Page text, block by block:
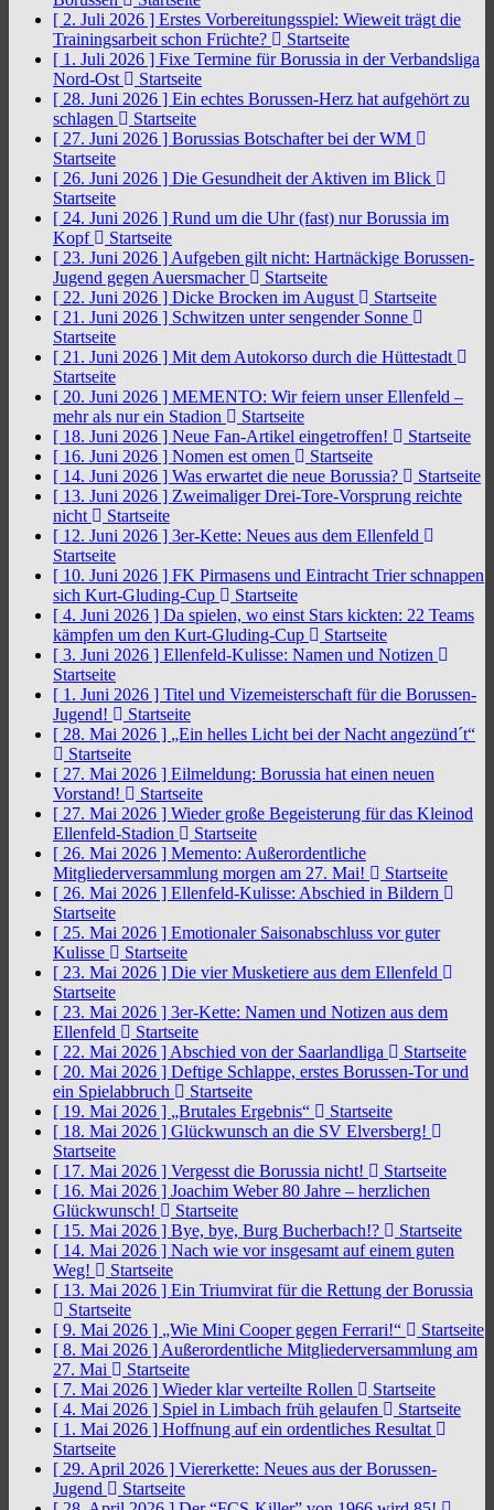
[ 2. Juli 2026 ] Erstes Vorbereitungsspiel: Wieweit trägt die
Trainingsarbeit schon Früchte?
Startseite
[ 1. Juli 2026 ] Fixe Termine für Borussia in der Verbandsliga
Nord-Ost
Startseite
[ 28. Juni 2026 ] Ein echtes Borussen-Herz hat aufgehört zu
schlagen
Startseite
[ 27. Juni 2026 ] Borussias Botschafter bei der WM
Startseite
[ 26. Juni 2026 ] Die Gesundheit der Aktiven im Blick
Startseite
[ 24. Juni 2026 ] Rund um die Uhr (fast) nur Borussia im
Kopf
Startseite
[ 23. Juni 2026 ] Aufgeben gilt nicht: Hartnäckige Borussen-
Jugend gegen Auersmacher
Startseite
[ 22. Juni 2026 ] Dicke Brocken im August
Startseite
[ 21. Juni 2026 ] Schwitzen unter sengender Sonne
Startseite
[ 21. Juni 2026 ] Mit dem Autokorso durch die Hüttestadt
Startseite
[ 20. Juni 2026 ] MEMENTO: Wir feiern unser Ellenfeld –
mehr als nur ein Stadion
Startseite
[ 18. Juni 2026 ] Neue Fan-Artikel eingetroffen!
Startseite
[ 16. Juni 2026 ] Nomen est omen
Startseite
[ 14. Juni 2026 ] Was erwartet die neue Borussia?
Startseite
[ 13. Juni 2026 ] Zweimaliger Drei-Tore-Vorsprung reichte
nicht
Startseite
[ 12. Juni 2026 ] 3er-Kette: Neues aus dem Ellenfeld
Startseite
[ 10. Juni 2026 ] FK Pirmasens und Eintracht Trier schnappen
sich Kurt-Gluding-Cup
Startseite
[ 4. Juni 2026 ] Da spielen, wo einst Stars kickten: 22 Teams
kämpfen um den Kurt-Gluding-Cup
Startseite
[ 3. Juni 2026 ] Ellenfeld-Kulisse: Namen und Notizen
Startseite
[ 1. Juni 2026 ] Titel und Vizemeisterschaft für die Borussen-
Jugend!
Startseite
[ 28. Mai 2026 ] „Ein helles Licht bei der Nacht angezünd´t“
Startseite
[ 27. Mai 2026 ] Eilmeldung: Borussia hat einen neuen
Vorstand!
Startseite
[ 27. Mai 2026 ] Wieder große Begeisterung für das Kleinod
Ellenfeld-Stadion
Startseite
[ 26. Mai 2026 ] Memento: Außerordentliche
Mitgliederversammlung morgen am 27. Mai!
Startseite
[ 26. Mai 2026 ] Ellenfeld-Kulisse: Abschied in Bildern
Startseite
[ 25. Mai 2026 ] Emotionaler Saisonabschluss vor guter
Kulisse
Startseite
[ 23. Mai 2026 ] Die vier Musketiere aus dem Ellenfeld
Startseite
[ 23. Mai 2026 ] 3er-Kette: Namen und Notizen aus dem
Ellenfeld
Startseite
[ 22. Mai 2026 ] Abschied von der Saarlandliga
Startseite
[ 20. Mai 2026 ] Deftige Schlappe, erstes Borussen-Tor und
ein Spielabbruch
Startseite
[ 19. Mai 2026 ] „Brutales Ergebnis“
Startseite
[ 18. Mai 2026 ] Glückwunsch an die SV Elversberg!
Startseite
[ 17. Mai 2026 ] Vergesst die Borussia nicht!
Startseite
[ 16. Mai 2026 ] Joachim Weber 80 Jahre – herzlichen
Glückwunsch!
Startseite
[ 15. Mai 2026 ] Bye, bye, Burg Bucherbach!?
Startseite
[ 14. Mai 2026 ] Nach wie vor insgesamt auf einem guten
Weg!
Startseite
[ 13. Mai 2026 ] Ein Triumvirat für die Rettung der Borussia
Startseite
[ 9. Mai 2026 ] „Wie Mini Cooper gegen Ferrari!“
Startseite
[ 8. Mai 2026 ] Außerordentliche Mitgliederversammlung am
27. Mai
Startseite
[ 7. Mai 2026 ] Wieder klar verteilte Rollen
Startseite
[ 4. Mai 2026 ] Spiel in Limbach früh gelaufen
Startseite
[ 1. Mai 2026 ] Hoffnung auf ein ordentliches Resultat
Startseite
[ 29. April 2026 ] Viererkette: Neues aus der Borussen-
Jugend
Startseite